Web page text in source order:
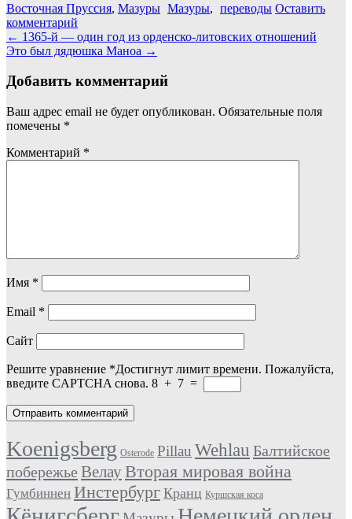
Восточная Пруссия, Мазуры Мазуры, переводы Оставить
комментарий
Навигация
по
записям
← 1365-й — один год из орденско-литовских отношений
Это был дядюшка Маноа →
Добавить комментарий
Ваш адрес email не будет опубликован. Обязательные поля
помечены *
Комментарий *
Имя *
Email *
Сайт
Решите уравнение *Достигнут лимит времени. Пожалуйста,
введите CAPTCHA снова. 8 + 7 =
Koenigsberg Osterode Pillau Wehlau Балтийское
побережье ВелауВторая мировая война
Гумбиннен Инстербург Кранц Куршская коса